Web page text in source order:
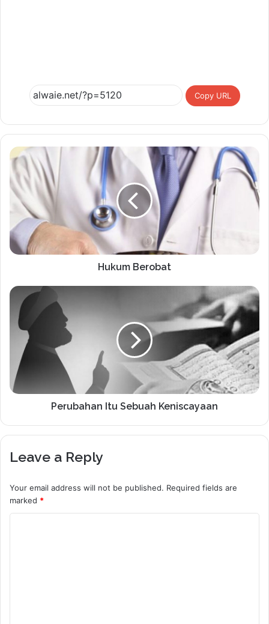
Copy URL
Hukum Berobat
Perubahan Itu Sebuah Keniscayaan
Leave a Reply
Your email address will not be published. Required fields are
marked *